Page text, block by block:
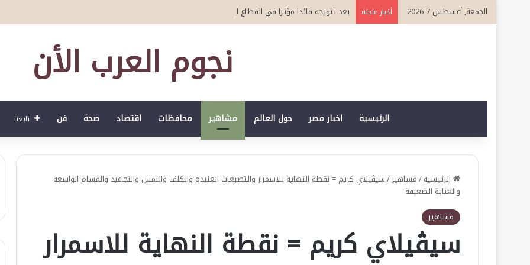
الجمعة, أغسطس 7 2026 أخبار عاجلة بعد تتويجه قائدا مؤثرا في القطاع الصحي العمري : وكيلا بمنظمة الامم المتحدة للتدريب والاعلام ال UN MTC بالمملكة ودول الخليج العربي
نجوم العرب الأن
الرئيسية اخبار مصر حول العالم مشاهير محافظات اقتصاد صحة فن تابعنا
الرئيسية/مشاهير/سيڤيلاي كريم = نقطة النهاية للاسمرار والتصبغات العنيده والكلف والنمش والتجاعيد والمسام الواسعه
والعناية الضعيفة
مشاهير
سيڤيلاي كريم = نقطة النهاية للاسمرار